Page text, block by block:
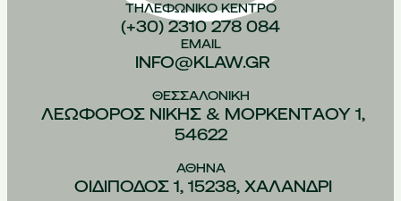
ΤΗΛΕΦΩΝΙΚO ΚEΝΤΡΟ
(+30) 2310 278 084
EMAIL
INFO@KLAW.GR
ΘΕΣΣΑΛΟΝIΚΗ
ΛΕΩΦOΡΟΣ ΝIΚΗΣ & ΜΟΡΚΕΝΤAΟΥ 1,
54622
ΑΘHΝΑ
ΟΙΔIΠΟΔΟΣ 1, 15238, ΧΑΛAΝΔΡΙ